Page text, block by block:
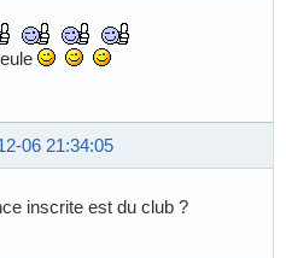
06 21:34:05
inscrite est du club ?